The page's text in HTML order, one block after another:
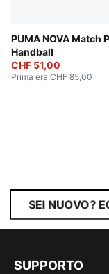
PUMA NOVA Match
Handball
CHF 51,00
Prima era:CHF 85,00
SEI NUOVO?
SUPPORTO